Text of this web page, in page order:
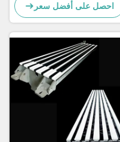
احصل على أفضل سعر